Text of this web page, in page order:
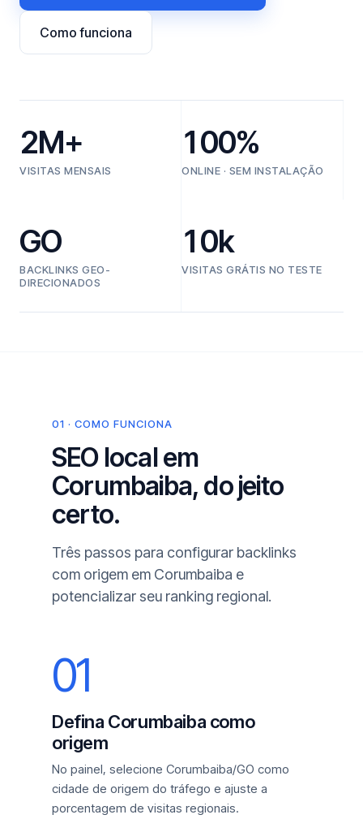
Como funciona
2M+
VISITAS MENSAIS
100%
ONLINE · SEM INSTALAÇÃO
GO
BACKLINKS GEO-
DIRECIONADOS
10k
VISITAS GRÁTIS NO TESTE
01 · COMO FUNCIONA
SEO local em
Corumbaiba, do jeito
certo.
Três passos para configurar backlinks
com origem em Corumbaiba e
potencializar seu ranking regional.
01
Defina Corumbaiba como
origem
No painel, selecione Corumbaiba/GO como
cidade de origem do tráfego e ajuste a
porcentagem de visitas regionais.